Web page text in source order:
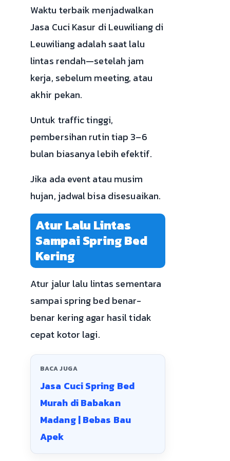
Waktu terbaik menjadwalkan
Jasa Cuci Kasur di Leuwiliang di
Leuwiliang adalah saat lalu
lintas rendah—setelah jam
kerja, sebelum meeting, atau
akhir pekan.
Untuk traffic tinggi,
pembersihan rutin tiap 3–6
bulan biasanya lebih efektif.
Jika ada event atau musim
hujan, jadwal bisa disesuaikan.
Atur Lalu Lintas
Sampai Spring Bed
Kering
Atur jalur lalu lintas sementara
sampai spring bed benar-
benar kering agar hasil tidak
cepat kotor lagi.
BACA JUGA
Jasa Cuci Spring Bed
Murah di Babakan
Madang | Bebas Bau
Apek